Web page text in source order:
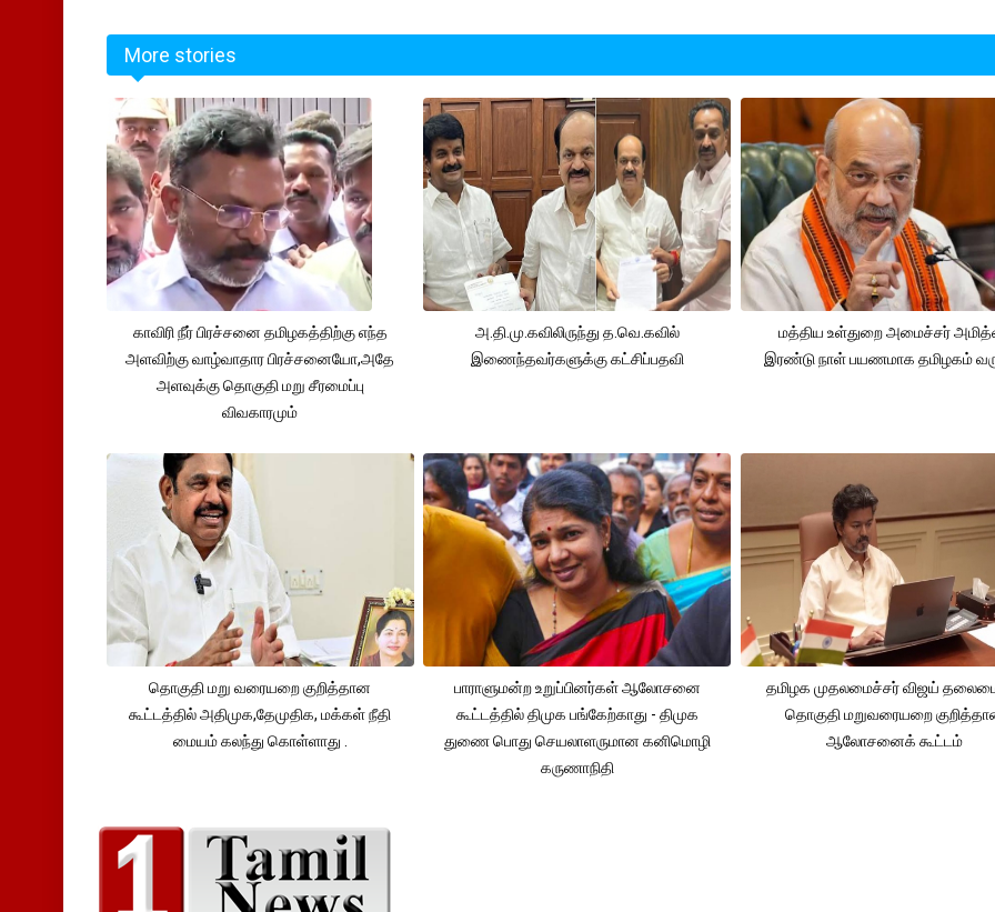
More stories
காவிரி நீர் பிரச்சனை தமிழகத்திற்கு எந்த
அளவிற்கு வாழ்வாதார பிரச்சனையோ,அதே
அளவுக்கு தொகுதி மறு சீரமைப்பு
விவகாரமும்
அ.தி.மு.கவிலிருந்து த.வெ.கவில்
இணைந்தவர்களுக்கு கட்சிப்பதவி
மத்திய உள்துறை அமைச்சர்
இரண்டு நாள் பயணமாக தமிழகம்
தொகுதி மறு வரையறை குறித்தான
கூட்டத்தில் அதிமுக,தேமுதிக, மக்கள் நீதி
மையம் கலந்து கொள்ளாது .
பாராளுமன்ற உறுப்பினர்கள் ஆலோசனை
கூட்டத்தில் திமுக பங்கேற்காது - திமுக
துணை பொது செயலாளருமான கனிமொழி
கருணாநிதி
தமிழக முதலமைச்சர் விஜய்
தொகுதி மறுவரையறை
ஆலோசனைக் கூட்டம்